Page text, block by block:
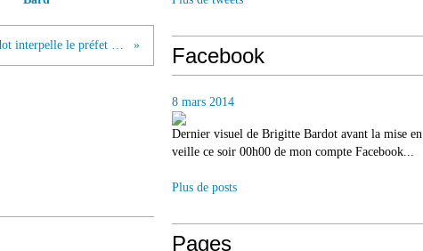
Chèvres de la Nerthe : Brigitte Bardot interpelle le préfet et fustige le maire de Châteauneuf Facebook
8 mars 2014
Dernier visuel de Brigitte Bardot avant la mise en
veille ce soir 00h00 de mon compte Facebook...
Plus de posts
Pages